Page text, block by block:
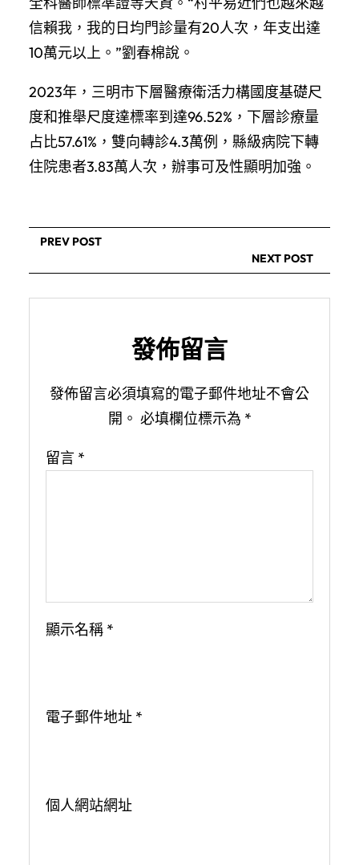
信賴我，我的日均門診量有20人次，年支出達
10萬元以上。”劉春棉說。
2023年，三明市下層醫療衛活力構國度基礎尺
度和推舉尺度達標率到達96.52%，下層診療量
占比57.61%，雙向轉診4.3萬例，縣級病院下轉
住院患者3.83萬人次，辦事可及性顯明加強。
PREV POST
NEXT POST
發佈留言
發佈留言必須填寫的電子郵件地址不會公
開。 必填欄位標示為 *
留言 *
顯示名稱 *
電子郵件地址 *
個人網站網址